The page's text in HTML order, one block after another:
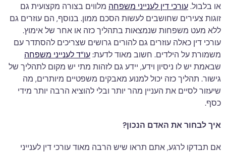
או בלבול.עורכי דין לענייני משפחה מלווים בצורה מקצועית גם
זוגות צעירים שחושבים לעשות הסכם ממון. בנוסף, הם עוזרים גם
ללא מעט משפחות שנמצאות בתהליך כזה או אחר של אימוץ.
עורכי דין כאלה עוזרים גם להורים גרושים שצריכים להסתדר עם
משמורת על הילדים. חשוב מאוד לדעת:עו”ד לענייני משפחה
שבאמת יש לו ניסיון וידע, יידע גם לזהות מתי יש מקום לתהליך של
גישור. תהליך כזה יכול למנוע מאבקים משפטיים מיותרים, מה
שיעזור לסיים את העניין מהר יותר ובלי להוציא הרבה יותר מידי
כסף.
איך לבחור את האדם הנכון?
אם תבדקו לרגע, אתם תראו שיש הרבה מאוד עורכי דין לענייני